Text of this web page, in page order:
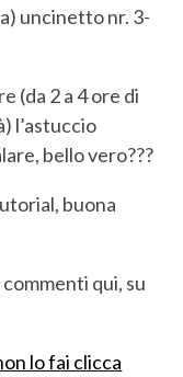
uncinetto nr. 3-
(da 2 a 4 ore di
l’astuccio
bello vero???
buona
qui, su
lo fai clicca